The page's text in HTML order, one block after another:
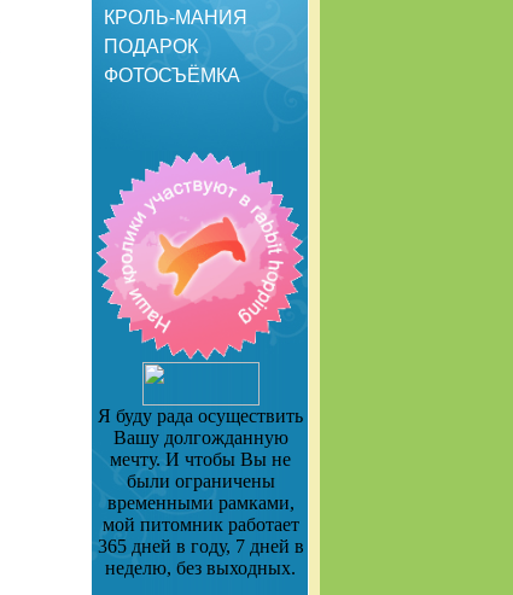
КРОЛЬ-МАНИЯ
ПОДАРОК
ФОТОСЪЁМКА
Я буду рада осуществить
Вашу долгожданную
мечту. И чтобы Вы не
были ограничены
временными рамками,
мой питомник работает
365 дней в году, 7 дней в
неделю, без выходных.